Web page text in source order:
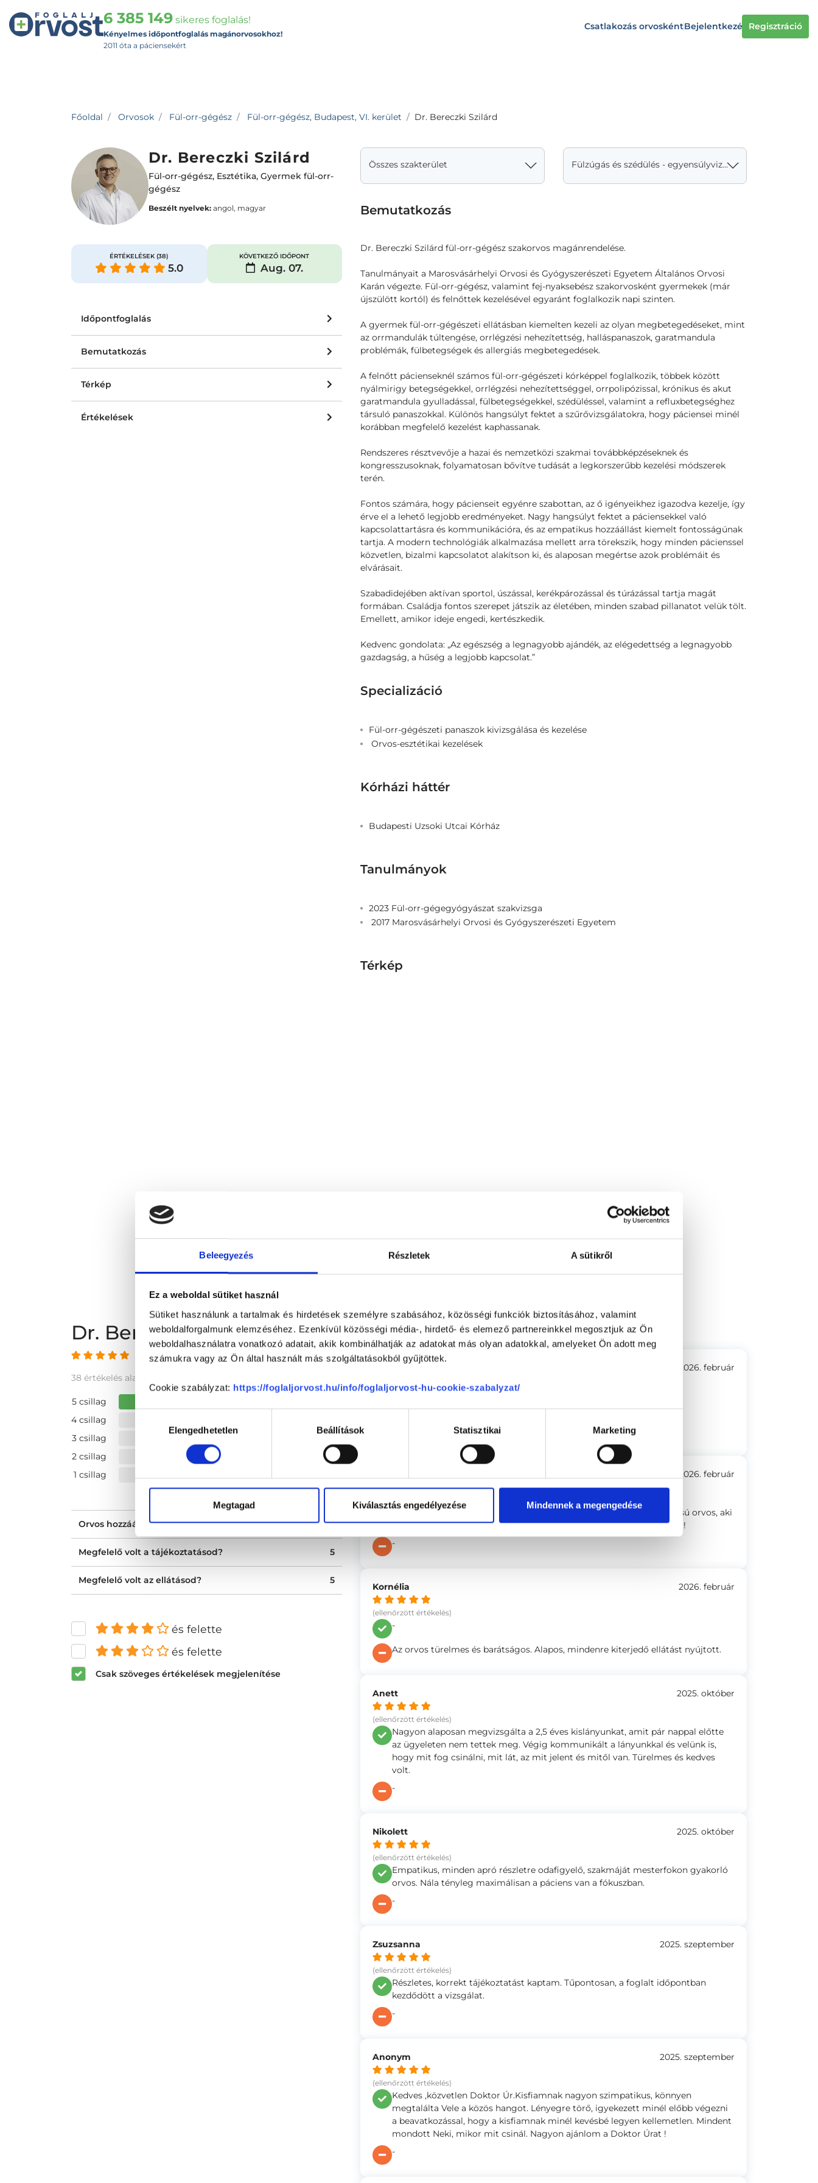
Beleegyezés Részletek A sütikről
Ez a weboldal sütiket használ
Sütiket használunk a tartalmak és hirdetések személyre szabásához, közösségi funkciók biztosításához, valamint
weboldalforgalmunk elemzéséhez. Ezenkívül közösségi média-, hirdető- és elemező partnereinkkel megosztjuk az Ön
weboldalhasználatra vonatkozó adatait, akik kombinálhatják az adatokat más olyan adatokkal, amelyeket Ön adott meg
számukra vagy az Ön által használt más szolgáltatásokból gyűjtöttek.
Cookie szabályzat: https://foglaljorvost.hu/info/foglaljorvost-hu-cookie-szabalyzat/
kiválasztásaElengedhetetlen Beállítások Statisztikai Marketing
Megtagad Kiválasztás engedélyezése Mindennek a megengedése
6 385 149 sikeres foglalás!
Kényelmes időpontfoglalás magánorvosokhoz!
2011 óta a páciensekért
Csatlakozás orvoskéntBejelentkezés Regisztráció
Főoldal Orvosok Fül-orr-gégész Fül-orr-gégész, Budapest, VI. kerület Dr. Bereczki Szilárd
Dr. Bereczki Szilárd
Fül-orr-gégész, Esztétika, Gyermek fül-orr-
gégész
Beszélt nyelvek: angol, magyar
ÉRTÉKELÉSEK(38)
5.0
KÖVETKEZŐ IDŐPONT
Aug. 07.
Időpontfoglalás
Bemutatkozás
Térkép
Értékelések
Összes szakterület Fülzúgás és szédülés - egyensúlyvizsgálat - teljes körű fül-orr-gégészeti vizsgálattal
Bemutatkozás
Dr. Bereczki Szilárd fül-orr-gégész szakorvos magánrendelése.
Tanulmányait a Marosvásárhelyi Orvosi és Gyógyszerészeti Egyetem Általános Orvosi
Karán végezte. Fül-orr-gégész, valamint fej-nyaksebész szakorvosként gyermekek (már
újszülött kortól) és felnőttek kezelésével egyaránt foglalkozik napi szinten.
A gyermek fül-orr-gégészeti ellátásban kiemelten kezeli az olyan megbetegedéseket, mint
az orrmandulák túltengése, orrlégzési nehezítettség, halláspanaszok, garatmandula
problémák, fülbetegségek és allergiás megbetegedések.
A felnőtt pácienseknél számos fül-orr-gégészeti kórképpel foglalkozik, többek között
nyálmirigy betegségekkel, orrlégzési nehezítettséggel, orrpolipózissal, krónikus és akut
garatmandula gyulladással, fülbetegségekkel, szédüléssel, valamint a refluxbetegséghez
társuló panaszokkal. Különös hangsúlyt fektet a szűrővizsgálatokra, hogy páciensei minél
korábban megfelelő kezelést kaphassanak.
Rendszeres résztvevője a hazai és nemzetközi szakmai továbbképzéseknek és
kongresszusoknak, folyamatosan bővítve tudását a legkorszerűbb kezelési módszerek
terén.
Fontos számára, hogy pácienseit egyénre szabottan, az ő igényeikhez igazodva kezelje, így
érve el a lehető legjobb eredményeket. Nagy hangsúlyt fektet a páciensekkel való
kapcsolattartásra és kommunikációra, és az empatikus hozzáállást kiemelt fontosságúnak
tartja. A modern technológiák alkalmazása mellett arra törekszik, hogy minden pácienssel
közvetlen, bizalmi kapcsolatot alakítson ki, és alaposan megértse azok problémáit és
elvárásait.
Szabadidejében aktívan sportol, úszással, kerékpározással és túrázással tartja magát
formában. Családja fontos szerepet játszik az életében, minden szabad pillanatot velük tölt.
Emellett, amikor ideje engedi, kertészkedik.
Kedvenc gondolata: „Az egészség a legnagyobb ajándék, az elégedettség a legnagyobb
gazdagság, a hűség a legjobb kapcsolat.”
Specializáció
Fül-orr-gégészeti panaszok kivizsgálása és kezelése
Orvos-esztétikai kezelések
Kórházi háttér
Budapesti Uzsoki Utcai Kórház
Tanulmányok
2023 Fül-orr-gégegyógyászat szakvizsga
2017 Marosvásárhelyi Orvosi és Gyógyszerészeti Egyetem
Térkép
Dr. Bereczki Szilárd vélemények
4.99 az 5-ből
38 értékelés alapján
5 csillag
4 csillag
3 csillag
2 csillag
0 %
1 csillag
Orvos hozzáállása, figyelmessége, kedvessége 4.97
Megfelelő volt a tájékoztatásod? 5
Megfelelő volt az ellátásod? 5
és felette
és felette
Csak szöveges értékelések megjelenítése
(ellenőrzött értékelés)
2026. február
Precizitás, elmagyarázás. Beavatkozás kellemes volt.
(ellenőrzött értékelés)
2026. február
Dr. Bereczki Szilárd kedves, empatikus, nagyon kellemes megjelenésú orvos, aki
mindenről informált a kezelés előtt, alatt és után. Hálásan köszönöm!
-
Kornélia
(ellenőrzött értékelés)
2026. február
-
Az orvos türelmes és barátságos. Alapos, mindenre kiterjedő ellátást nyújtott.
Anett
(ellenőrzött értékelés)
2025. október
Nagyon alaposan megvizsgálta a 2,5 éves kislányunkat, amit pár nappal előtte
az ügyeleten nem tettek meg. Végig kommunikált a lányunkkal és velünk is,
hogy mit fog csinálni, mit lát, az mit jelent és mitől van. Türelmes és kedves
volt.
-
Nikolett
(ellenőrzött értékelés)
2025. október
Empatikus, minden apró részletre odafigyelő, szakmáját mesterfokon gyakorló
orvos. Nála tényleg maximálisan a páciens van a fókuszban.
-
Zsuzsanna
(ellenőrzött értékelés)
2025. szeptember
Részletes, korrekt tájékoztatást kaptam. Tűpontosan, a foglalt időpontban
kezdődött a vizsgálat.
-
Anonym
(ellenőrzött értékelés)
2025. szeptember
Kedves ,közvetlen Doktor Úr.Kisfiamnak nagyon szimpatikus, könnyen
megtalálta Vele a közös hangot. Lényegre törő, igyekezett minél előbb végezni
a beavatkozással, hogy a kisfiamnak minél kevésbé legyen kellemetlen. Mindent
mondott Neki, mikor mit csinál. Nagyon ajánlom a Doktor Úrat !
-